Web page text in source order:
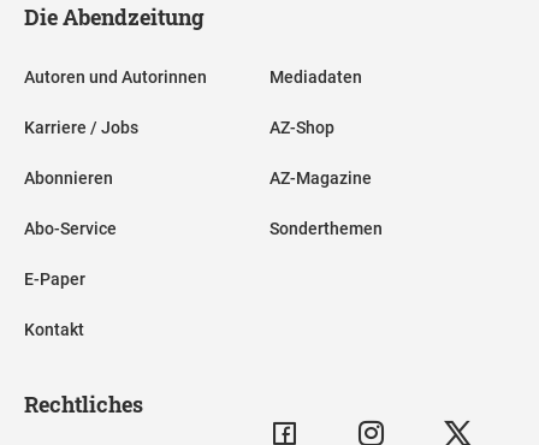
Die Abendzeitung
Autoren und Autorinnen
Karriere / Jobs
Abonnieren
Abo-Service
E-Paper
Kontakt
Mediadaten
AZ-Shop
AZ-Magazine
Sonderthemen
Rechtliches